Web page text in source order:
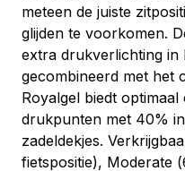
meteen de juiste
glijden te voorkomen.
extra drukverlichting in
gecombineerd met het
Royalgel biedt
drukpunten met 40%
zadeldekjes.
fietspositie), Moderate